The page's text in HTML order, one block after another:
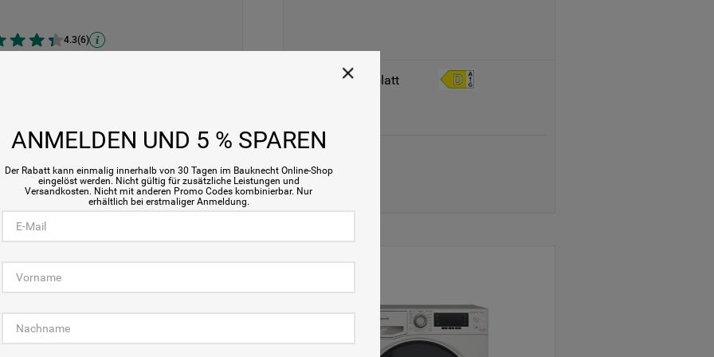
4.3(6)
Produktdatenblatt
ANMELDEN UND 5 % SPAREN
Der Rabatt kann einmalig innerhalb von 30 Tagen im Bauknecht Online-Shop
eingelöst werden. Nicht gültig für zusätzliche Leistungen und
Versandkosten. Nicht mit anderen Promo Codes kombinierbar. Nur
erhältlich bei erstmaliger Anmeldung.